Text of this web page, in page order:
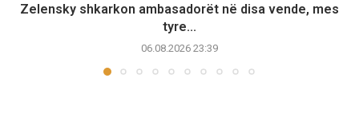
Zelensky shkarkon ambasadorët në disa vende, mes
tyre...
06.08.2026 23:39